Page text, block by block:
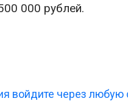
000 рублей.
войдите через любую